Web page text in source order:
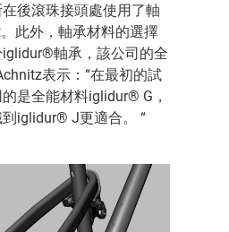
後滾珠接頭處使用了軸
此外，軸承材料的選擇
軸承，該公司的全
表示：“在最初的試
是全能材料iglidur® G，
iglidur® J更適合。 “